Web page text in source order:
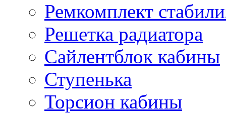
Ремкомплект
Решетка радиатора
Сайлентблок кабины
Ступенька
Торсион кабины